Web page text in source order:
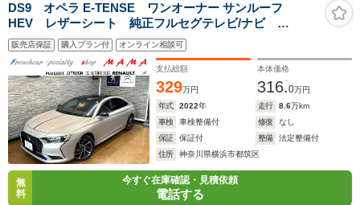
DS9 オペラ E-TENSE ワンオーナー サンルーフ
HEV レザーシート 純正フルセグテレビ/ナビ
Bluetooth AppleCarplay AndroidAuto ETC 19イ
ンチアルミホイール アダプティブクルーズコントロー
ル パーキングアシスト
販売店保証 購入プラン付 オンライン相談可
支払総額
329万円
本体価格
316.0万円
年式
2022年 走行 8.6万km
車検
車検整備付 修復
なし
保証
保証付 整備
法定整備付
住所
神奈川県横浜市都筑区
無
料
今すぐ在庫確認・見積依頼
電話する